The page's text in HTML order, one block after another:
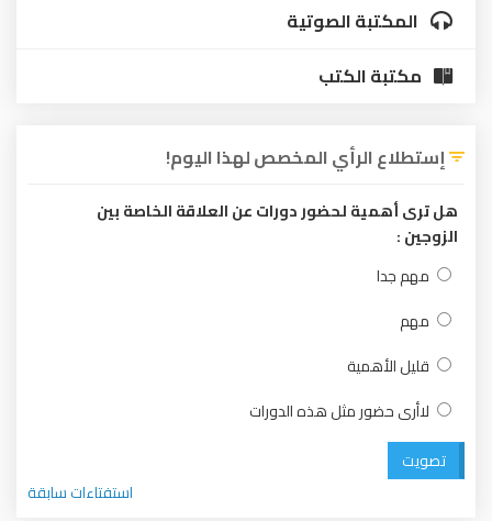
المكتبة الصوتية
مكتبة الكتب
إستطلاع الرأي المخصص لهذا اليوم!
هل ترى أهمية لحضور دورات عن العلاقة الخاصة بين
الزوجين :
مهم جدا
مهم
قليل الأهمية
لاأرى حضور مثل هذه الدورات
تصويت
استفتاءات سابقة